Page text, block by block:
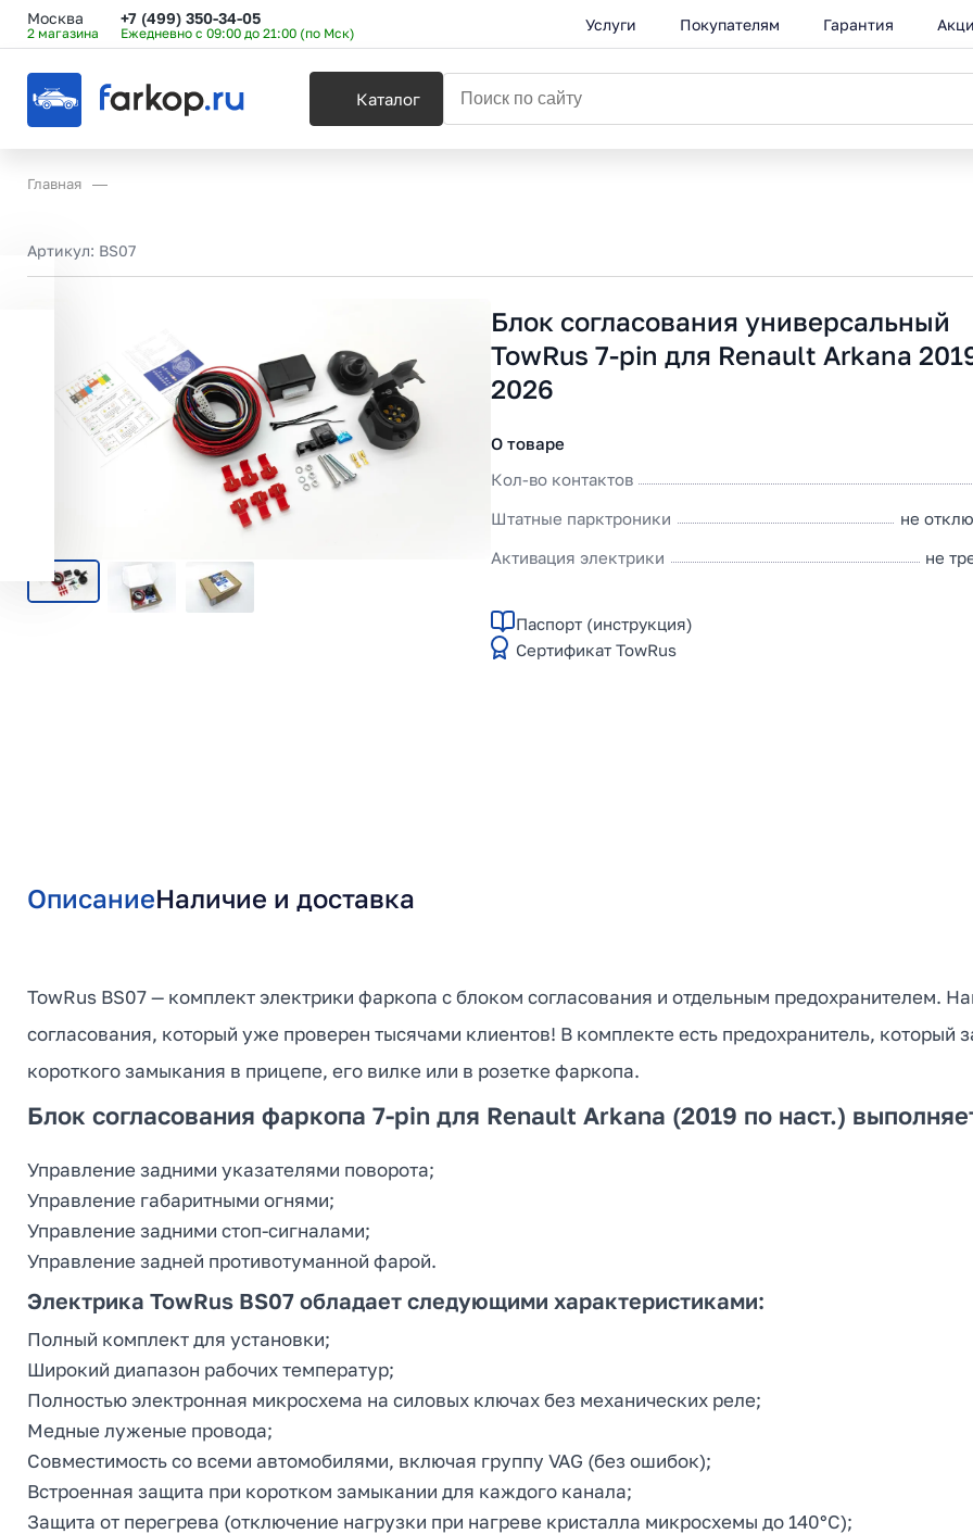
Москва
2 магазина
+7 (499) 350-34-05
Ежедневно с 09:00 до 21:00 (по Мск) Услуги Покупателям Гарантия
Каталог
Главная
Артикул: BS07
Блок согласования универсальный
TowRus 7-pin для Renault Arkana
2026
О товаре
Кол-во контактов
Штатные парктроники
не
Активация электрики
не
Паспорт (инструкция)
Сертификат TowRus
ОписаниеНаличие и доставка
TowRus BS07 — комплект электрики фаркопа с блоком согласования и отдельным предохранителем.
согласования, который уже проверен тысячами клиентов! В комплекте есть предохранитель, который
короткого замыкания в прицепе, его вилке или в розетке фаркопа.
Блок согласования фаркопа 7-pin для Renault Arkana (2019 по наст.)
Управление задними указателями поворота;
Управление габаритными огнями;
Управление задними стоп-сигналами;
Управление задней противотуманной фарой.
Электрика TowRus BS07 обладает следующими характеристиками:
Полный комплект для установки;
Широкий диапазон рабочих температур;
Полностью электронная микросхема на силовых ключах без механических реле;
Медные луженые провода;
Совместимость со всеми автомобилями, включая группу VAG (без ошибок);
Встроенная защита при коротком замыкании для каждого канала;
Защита от перегрева (отключение нагрузки при нагреве кристалла микросхемы до 140°C);